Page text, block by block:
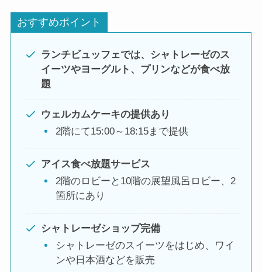
おすすめポイント
ランチビュッフェでは、シャトレーゼのス
イーツやヨーグルト、プリンなどが食べ放
題
ウェルカムケーキの提供あり
2階にて15:00～18:15まで提供
アイス食べ放題サービス
2階のロビーと10階の展望風呂ロビー、2
箇所にあり
シャトレーゼショップ完備
シャトレーゼのスイーツをはじめ、ワイ
ンや日本酒などを販売